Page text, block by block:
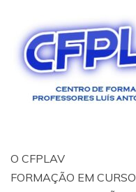
O CFPLAV
FORMAÇÃO EM CURSO